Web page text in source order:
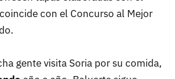
con el Concurso al Mejor
gente visita Soria por su comida,